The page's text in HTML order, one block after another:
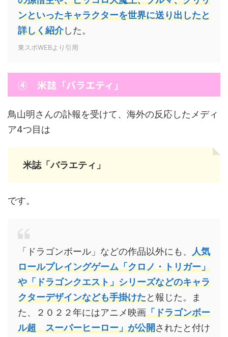
ンといったキャラクターを世界に送り出したと
詳しく紹介した。
東スポWEBより引用
④ 米誌「バラエティ」
鳥山明さんの訃報を受けて、海外の反応したメディ
ア4つ目は
米誌「バラエティ」
です。
「ドラゴンボール」などの作品以外にも、 人気
ロールプレイングゲーム「クロノ・トリガー」
や「ドラゴンクエスト」シリーズなどのキャラ
クターデザインなども手掛けたと報じた。ま
た、２０２２年にはアニメ映画「ドラゴンボー
ル超 スーパーヒーロー」が公開されたと付け